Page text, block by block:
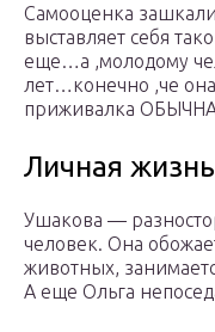
Самооценка
выставляет себя
еще…а ,молодому
лет…конечно ,че она
приживалка
Личная жизнь
Ушакова —
человек. Она
животных,
А еще Ольга